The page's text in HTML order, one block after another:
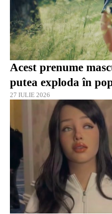
Acest prenume
putea exploda în
27 IULIE 2026